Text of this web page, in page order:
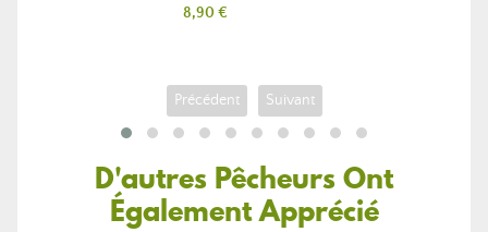
Prix
8,90 €
Précédent Suivant
D'autres Pêcheurs Ont
Également Apprécié